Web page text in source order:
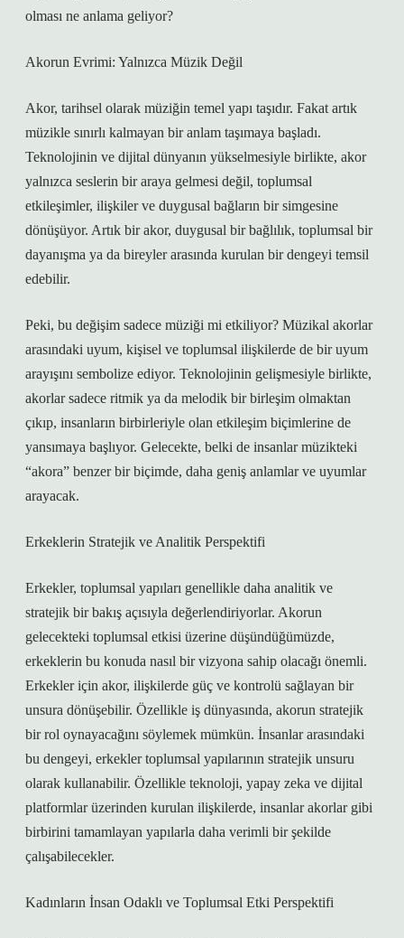
olması ne anlama geliyor?
Akorun Evrimi: Yalnızca Müzik Değil
Akor, tarihsel olarak müziğin temel yapı taşıdır. Fakat artık
müzikle sınırlı kalmayan bir anlam taşımaya başladı.
Teknolojinin ve dijital dünyanın yükselmesiyle birlikte, akor
yalnızca seslerin bir araya gelmesi değil, toplumsal
etkileşimler, ilişkiler ve duygusal bağların bir simgesine
dönüşüyor. Artık bir akor, duygusal bir bağlılık, toplumsal bir
dayanışma ya da bireyler arasında kurulan bir dengeyi temsil
edebilir.
Peki, bu değişim sadece müziği mi etkiliyor? Müzikal akorlar
arasındaki uyum, kişisel ve toplumsal ilişkilerde de bir uyum
arayışını sembolize ediyor. Teknolojinin gelişmesiyle birlikte,
akorlar sadece ritmik ya da melodik bir birleşim olmaktan
çıkıp, insanların birbirleriyle olan etkileşim biçimlerine de
yansımaya başlıyor. Gelecekte, belki de insanlar müzikteki
“akora” benzer bir biçimde, daha geniş anlamlar ve uyumlar
arayacak.
Erkeklerin Stratejik ve Analitik Perspektifi
Erkekler, toplumsal yapıları genellikle daha analitik ve
stratejik bir bakış açısıyla değerlendiriyorlar. Akorun
gelecekteki toplumsal etkisi üzerine düşündüğümüzde,
erkeklerin bu konuda nasıl bir vizyona sahip olacağı önemli.
Erkekler için akor, ilişkilerde güç ve kontrolü sağlayan bir
unsura dönüşebilir. Özellikle iş dünyasında, akorun stratejik
bir rol oynayacağını söylemek mümkün. İnsanlar arasındaki
bu dengeyi, erkekler toplumsal yapılarının stratejik unsuru
olarak kullanabilir. Özellikle teknoloji, yapay zeka ve dijital
platformlar üzerinden kurulan ilişkilerde, insanlar akorlar gibi
birbirini tamamlayan yapılarla daha verimli bir şekilde
çalışabilecekler.
Kadınların İnsan Odaklı ve Toplumsal Etki Perspektifi